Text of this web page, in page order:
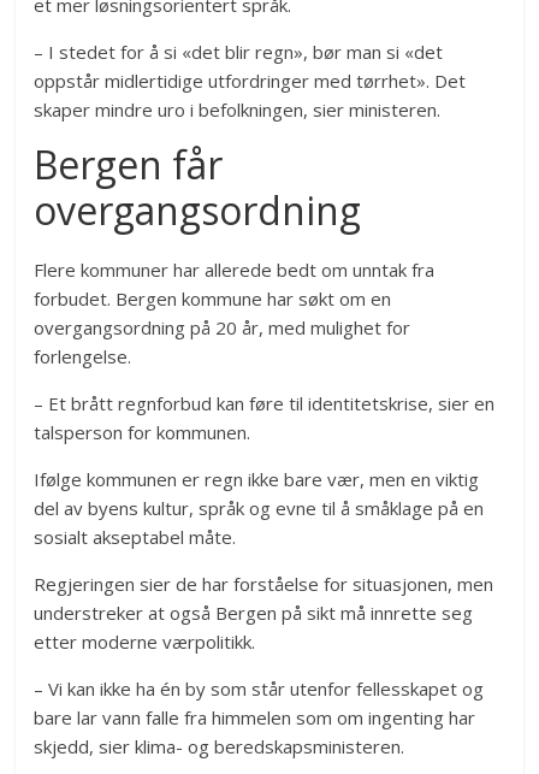
et mer løsningsorientert språk.
– I stedet for å si «det blir regn», bør man si «det
oppstår midlertidige utfordringer med tørrhet». Det
skaper mindre uro i befolkningen, sier ministeren.
Bergen får
overgangsordning
Flere kommuner har allerede bedt om unntak fra
forbudet. Bergen kommune har søkt om en
overgangsordning på 20 år, med mulighet for
forlengelse.
– Et brått regnforbud kan føre til identitetskrise, sier en
talsperson for kommunen.
Ifølge kommunen er regn ikke bare vær, men en viktig
del av byens kultur, språk og evne til å småklage på en
sosialt akseptabel måte.
Regjeringen sier de har forståelse for situasjonen, men
understreker at også Bergen på sikt må innrette seg
etter moderne værpolitikk.
– Vi kan ikke ha én by som står utenfor fellesskapet og
bare lar vann falle fra himmelen som om ingenting har
skjedd, sier klima- og beredskapsministeren.